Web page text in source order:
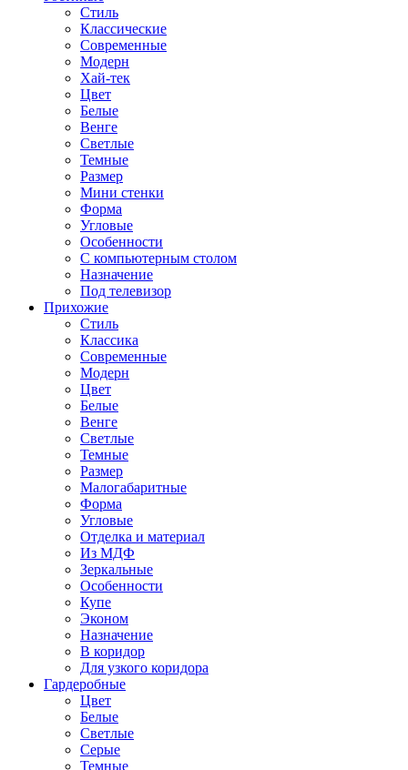
Стиль
Классические
Современные
Модерн
Хай-тек
Цвет
Белые
Венге
Светлые
Темные
Размер
Мини стенки
Форма
Угловые
Особенности
С компьютерным столом
Назначение
Под телевизор
Прихожие
Стиль
Классика
Современные
Модерн
Цвет
Белые
Венге
Светлые
Темные
Размер
Малогабаритные
Форма
Угловые
Отделка и материал
Из МДФ
Зеркальные
Особенности
Купе
Эконом
Назначение
В коридор
Для узкого коридора
Гардеробные
Цвет
Белые
Светлые
Серые
Темные